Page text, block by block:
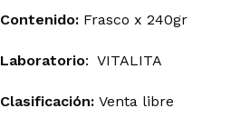
Contenido: Frasco x 240gr
Laboratorio: VITALITA
Clasificación: Venta libre